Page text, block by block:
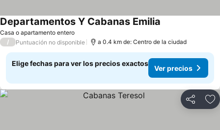
Casa o apartamento entero
Departamentos Y Cabanas Emilia
/ Puntuación no disponible a 0.4 km de: Centro de la ciudad
Elige fechas para ver los precios exactos
Ver precios
Compartir